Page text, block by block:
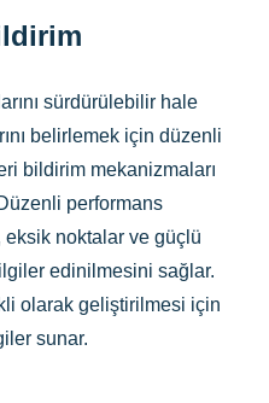
sürdürülebilir hale
belirlemek için düzenli
bildirim mekanizmaları
performans
eksik noktalar ve güçlü
edinilmesini sağlar.
olarak geliştirilmesi için
sunar.